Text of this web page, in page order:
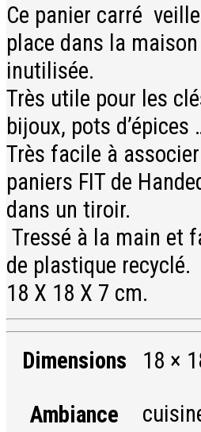
Ce panier carré
place dans la
inutilisée.
Très utile pour les
bijoux, pots d’épices
Très facile à
paniers FIT de
dans un tiroir.
Tressé à la main et
de plastique recyclé.
18 X 18 X 7 cm.
Dimensions
18 ×
Ambiance